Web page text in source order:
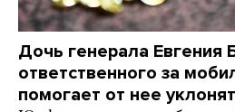
Дочь генерала Евгения
ответственного за
помогает от нее